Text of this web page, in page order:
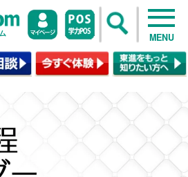
MENU